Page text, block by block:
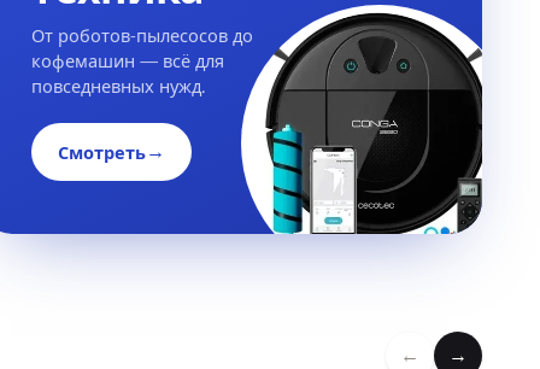
От роботов-пылесосов до
кофемашин — всё для
повседневных нужд.
Смотреть→
← →